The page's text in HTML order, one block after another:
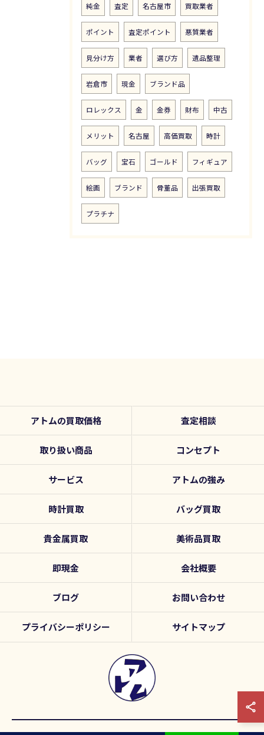
純金 査定 名古屋市 買取業者
ポイント 査定ポイント 悪質業者
見分け方 業者 選び方 遺品整理
岩倉市 現金 ブランド品
ロレックス 金 金券 財布 中古
メリット 名古屋 高価買取 時計
バッグ 宝石 ゴールド フィギュア
絵画 ブランド 骨董品 出張買取
プラチナ
アトムの買取価格 査定相談
取り扱い商品 コンセプト
サービス アトムの強み
時計買取 バッグ買取
貴金属買取 美術品買取
即現金 会社概要
ブログ お問い合わせ
プライバシーポリシー サイトマップ